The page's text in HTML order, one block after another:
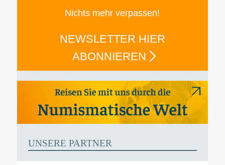
Nichts mehr verpassen!
NEWSLETTER HIER
ABONNIEREN
UNSERE PARTNER